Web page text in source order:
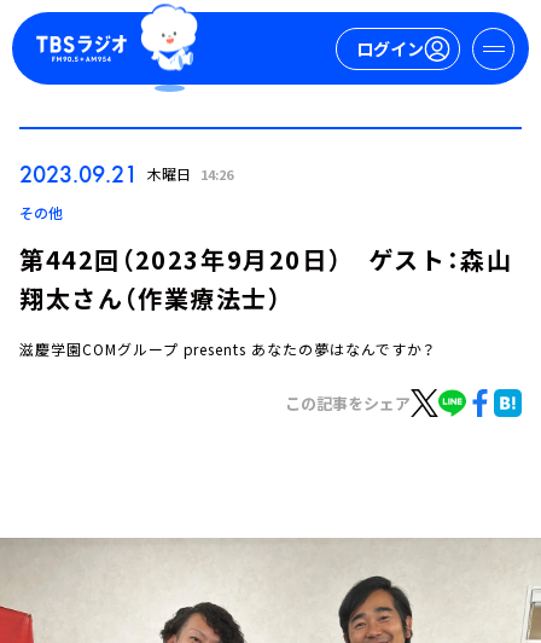
ログイン
お知らせ
2023.09.21 木曜日 14:26
その他
第442回（2023年9月20日） ゲスト：森山
翔太さん（作業療法士）
滋慶学園COMグループ presents あなたの夢はなんですか？
この記事をシェア